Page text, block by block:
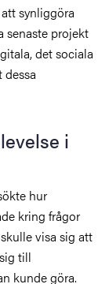
synliggöra
senaste projekt
det sociala
i
hur
kring frågor
visa sig att
till
kunde göra.